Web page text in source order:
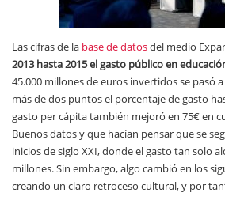
Las cifras de la base de datosdel medio
2013 hasta 2015 el gasto público en
45.000 millones de euros invertidos se pasó
más de dos puntos el porcentaje de gasto
gasto per cápita también mejoró en 75€ en
Buenos datos y que hacían pensar que se
inicios de siglo XXI, donde el gasto tan solo
millones. Sin embargo, algo cambió en los
creando un claro retroceso cultural, y por